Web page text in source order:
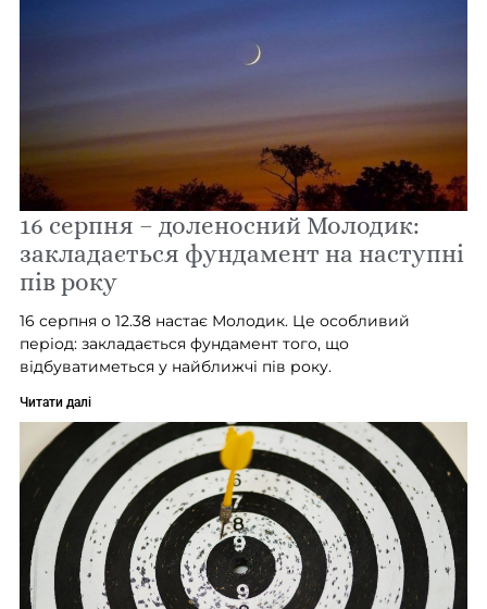
16 серпня – доленосний Молодик:
закладається фундамент на наступні
пів року
16 серпня о 12.38 настає Молодик. Це особливий
період: закладається фундамент того, що
відбуватиметься у найближчі пів року.
Читати далі